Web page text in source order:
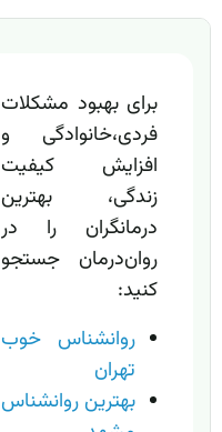
برای بهبود مشکلات
فردی،خانوادگی و
افزایش کیفیت
زندگی، بهترین
درمانگران را در
روان‌درمان جستجو
کنید:
روانشناس خوب
تهران
بهترین روانشناس